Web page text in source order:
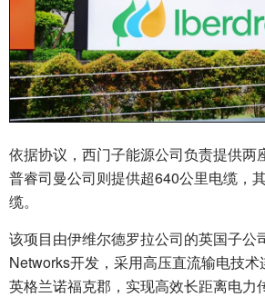
依据协议，西门子能源公司负责提供两
普睿司曼公司则提供超640公里电缆，
缆。
该项目由伊维尔德罗拉公司的英国子公
Networks开发，采用高压直流输电技
英格兰诺福克郡，实现高效长距离电力